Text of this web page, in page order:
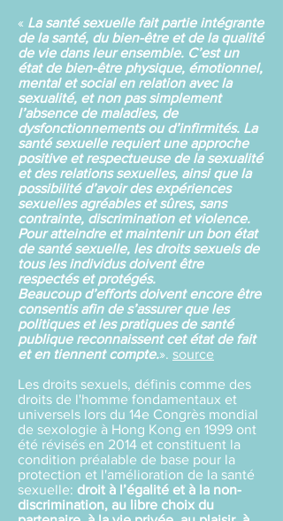
« La santé sexuelle fait partie intégrante
de la santé, du bien-être et de la qualité
de vie dans leur ensemble. C’est un
état de bien-être physique, émotionnel,
mental et social en relation avec la
sexualité, et non pas simplement
l’absence de maladies, de
dysfonctionnements ou d’infirmités. La
santé sexuelle requiert une approche
positive et respectueuse de la sexualité
et des relations sexuelles, ainsi que la
possibilité d’avoir des expériences
sexuelles agréables et sûres, sans
contrainte, discrimination et violence.
Pour atteindre et maintenir un bon état
de santé sexuelle, les droits sexuels de
tous les individus doivent être
respectés et protégés.
Beaucoup d’efforts doivent encore être
consentis afin de s’assurer que les
politiques et les pratiques de santé
publique reconnaissent cet état de fait
et en tiennent compte.». source
Les droits sexuels, définis comme des
droits de l'homme fondamentaux et
universels lors du 14e Congrès mondial
de sexologie à Hong Kong en 1999 ont
été révisés en 2014 et constituent la
condition préalable de base pour la
protection et l'amélioration de la santé
sexuelle: droit à l’égalité et à la non-
discrimination, au libre choix du